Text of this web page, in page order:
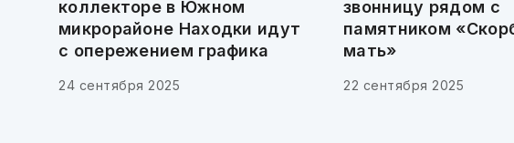
коллекторе в Южном
микрорайоне Находки идут
с опережением графика
24 сентября 2025
звонницу рядом с
памятником
мать»
22 сентября 2025